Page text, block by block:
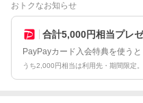
おトクなお知らせ
合計5,000円相当プレ
PayPayカード入会特典を使うと
うち2,000円相当は利用先・期間限定